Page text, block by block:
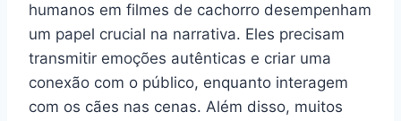
humanos em filmes de cachorro desempenham
um papel crucial na narrativa. Eles precisam
transmitir emoções autênticas e criar uma
conexão com o público, enquanto interagem
com os cães nas cenas. Além disso, muitos